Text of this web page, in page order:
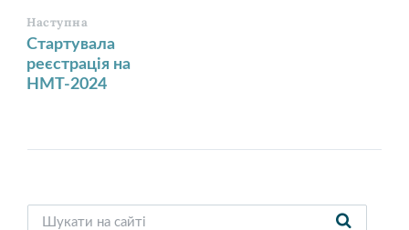
Наступна
Стартувала
реєстрація на
НМТ-2024